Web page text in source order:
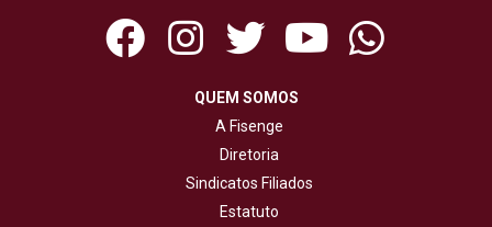
QUEM SOMOS
A Fisenge
Diretoria
Sindicatos Filiados
Estatuto